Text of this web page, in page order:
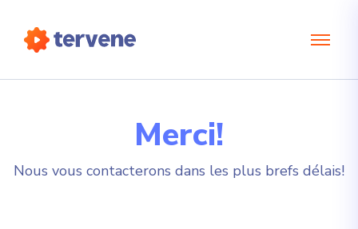
Merci!
Nous vous contacterons dans les plus brefs délais!